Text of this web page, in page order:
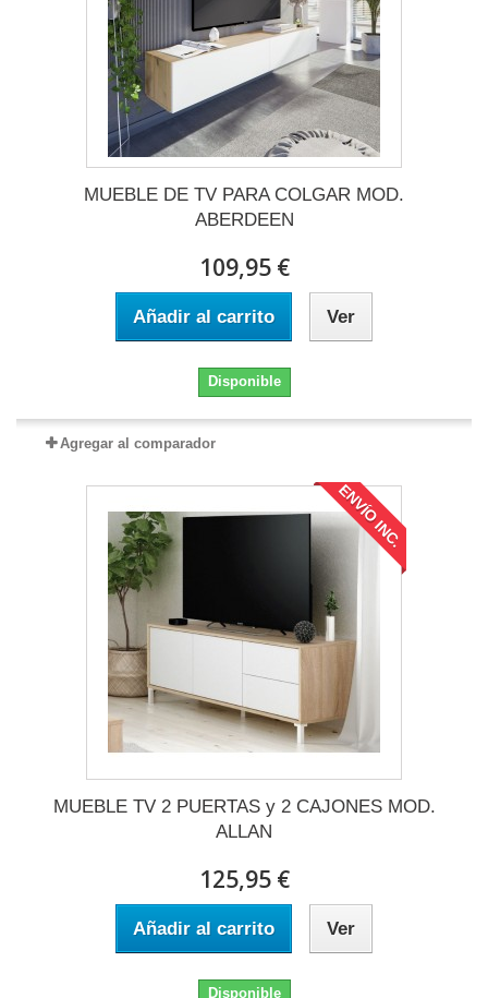
MUEBLE DE TV PARA COLGAR MOD.
ABERDEEN
109,95 €
Añadir al carrito Ver
Disponible
Agregar al comparador
ENVÍO INC.
MUEBLE TV 2 PUERTAS y 2 CAJONES MOD.
ALLAN
125,95 €
Añadir al carrito Ver
Disponible